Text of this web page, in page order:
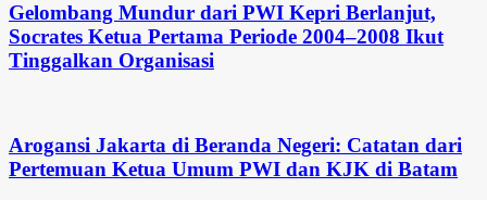
Gelombang Mundur dari PWI Kepri Berlanjut,
Socrates Ketua Pertama Periode 2004–2008 Ikut
Tinggalkan Organisasi
Arogansi Jakarta di Beranda Negeri: Catatan dari
Pertemuan Ketua Umum PWI dan KJK di Batam